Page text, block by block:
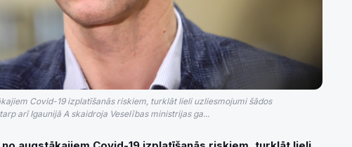
Covid-19 izplatīšanās riskiem, turklāt lieli uzliesmojumi šādos
arī Igaunijā A skaidroja Veselības ministrijas ga...